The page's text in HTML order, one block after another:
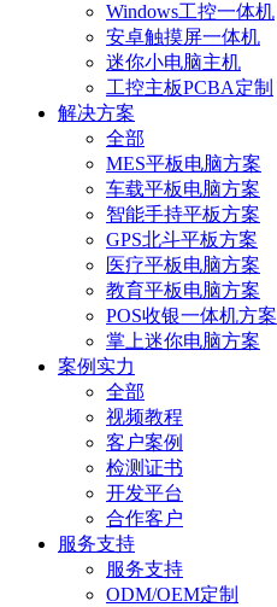
Windows工控一体机
安卓触摸屏一体机
迷你小电脑主机
工控主板PCBA定制
解决方案
全部
MES平板电脑方案
车载平板电脑方案
智能手持平板方案
GPS北斗平板方案
医疗平板电脑方案
教育平板电脑方案
POS收银一体机方案
掌上迷你电脑方案
案例实力
全部
视频教程
客户案例
检测证书
开发平台
合作客户
服务支持
服务支持
ODM/OEM定制